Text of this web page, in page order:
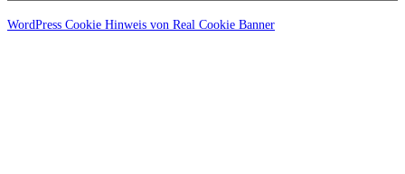
WordPress Cookie Hinweis von Real Cookie Banner